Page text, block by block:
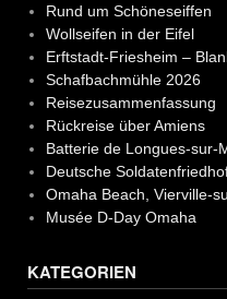
Rund um Schöneseiffen
Wollseifen in der Eifel
Erftstadt-Friesheim –
Schafbachmühle 2026
Reisezusammenfassung
Rückreise über Amiens
Batterie de Longues-sur-
Deutsche
Omaha Beach, Vierville-
Musée D-Day Omaha
KATEGORIEN